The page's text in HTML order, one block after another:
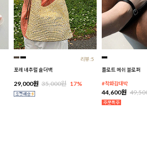
리뷰:5
포레 네추럴 숄더백
29,000원 35,000원 17%
플로트 메쉬 블로퍼
#착화감대박
44,600원